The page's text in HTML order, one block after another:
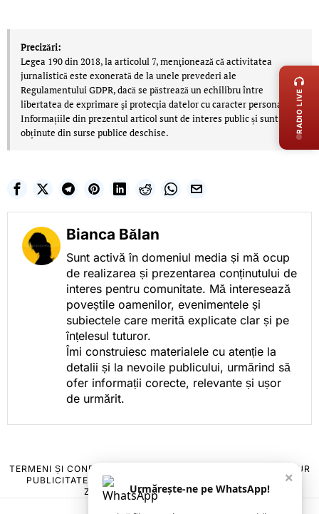
Precizări:
Legea 190 din 2018, la articolul 7, menţionează că activitatea
jurnalistică este exonerată de la unele prevederi ale
Regulamentului GDPR, dacă se păstrează un echilibru între
libertatea de exprimare şi protecţia datelor cu caracter personal.
Informațiile din prezentul articol sunt de interes public și sunt
obținute din surse publice deschise.
Bianca Bălan
Sunt activă în domeniul media și mă ocup
de realizarea și prezentarea conținutului de
interes pentru comunitate. Mă interesează
poveștile oamenilor, evenimentele și
subiectele care merită explicate clar și pe
înțelesul tuturor.
Îmi construiesc materialele cu atenție la
detalii și la nevoile publicului, urmărind să
ofer informații corecte, relevante și ușor
de urmărit.
TERMENI ȘI CONDIȚII
POLITICA DE ANULARE & RETUR
PUBLICITATE ONLINE & TIPĂRITĂ
CONTACT
ZIARUL ANUNȚUL CĂLĂRĂȘEAN
×
Urmărește-ne pe WhatsApp!
RADIO LIVE